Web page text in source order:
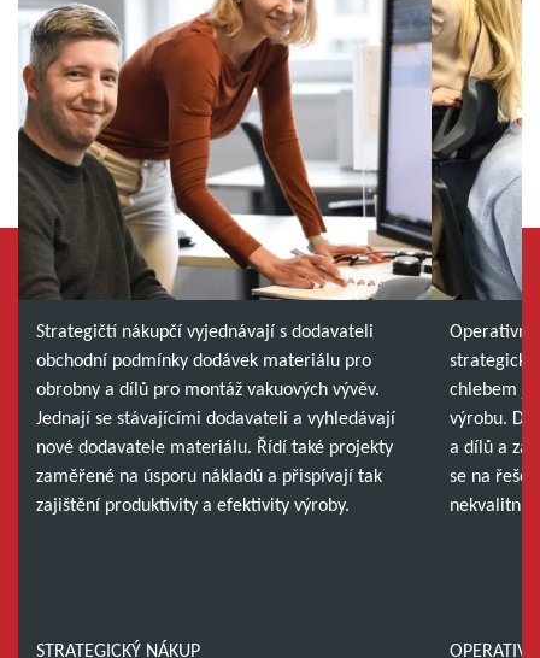
Strategičtí nákupčí vyjednávají s dodavateli
obchodní podmínky dodávek materiálu pro
obrobny a dílů pro montáž vakuových vývěv.
Jednají se stávajícími dodavateli a vyhledávají
nové dodavatele materiálu. Řídí také projekty
zaměřené na úsporu nákladů a přispívají tak
zajištění produktivity a efektivity výroby.
STRATEGICKÝ NÁKUP
Operativní
chlebem
výrobu.
a dílů a
se na